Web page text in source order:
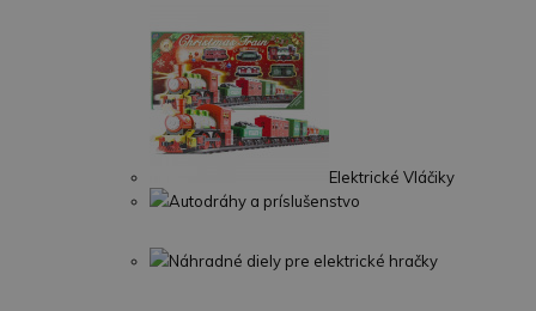
Elektrické Vláčiky
Autodráhy a príslušenstvo
Náhradné diely pre elektrické hračky